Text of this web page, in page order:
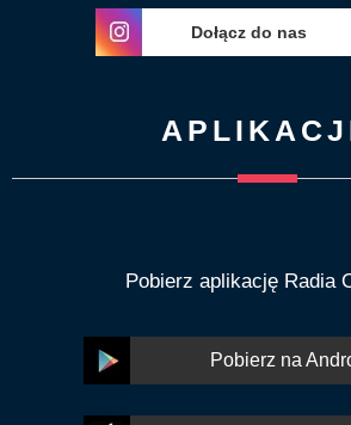
Dołącz do nas
Pobierz aplikację Radia
Pobierz na